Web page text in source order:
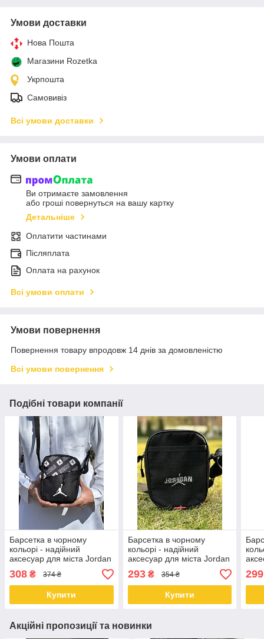
Умови доставки
Нова Пошта
Магазини Rozetka
Укрпошта
Самовивіз
Всі умови доставки
Умови оплати
Ви отримаєте замовлення
або гроші повернуться на вашу картку
Детальніше
Оплатити частинами
Післяплата
Оплата на рахунок
Всі умови оплати
Умови повернення
Повернення товару впродовж 14 днів за домовленістю
Всі умови повернення
Подібні товари компанії
Барсетка в чорному
кольорі - надійний
аксесуар для міста Jordan
308 ₴ 374 ₴
Купити
Барсетка в чорному
кольорі - надійний
аксесуар для міста Jordan
293₴ 354 ₴
Купити
299
Акційні пропозиції та новинки